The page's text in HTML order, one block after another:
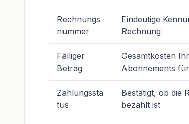
Rechnungs
nummer
Eindeutige
Rechnung
Fälliger
Betrag
Gesamtkosten
Abonnements
Zahlungssta
tus
Bestätigt, ob die
bezahlt ist